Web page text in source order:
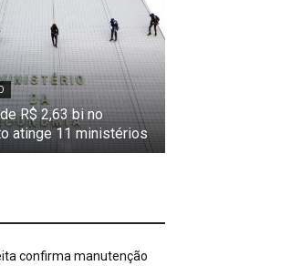
R$ 2,63 bi no
atinge 11 ministérios
confirma manutenção